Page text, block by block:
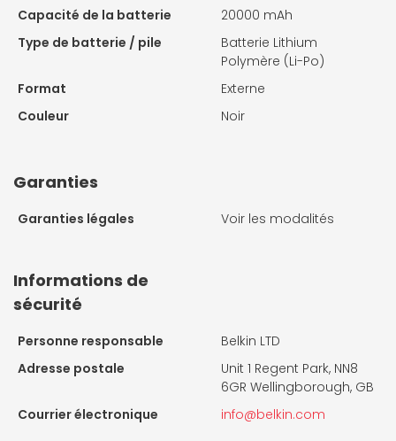
Capacité de la batterie
20000 mAh
Type de batterie / pile
Batterie Lithium
Polymère (Li-Po)
Format
Externe
Couleur
Noir
Garanties
Garanties légales Voir les modalités
Informations de
sécurité
Personne responsable
Belkin LTD
Adresse postale
Unit 1 Regent Park, NN8
6GR Wellingborough, GB
Courrier électronique
info@belkin.com